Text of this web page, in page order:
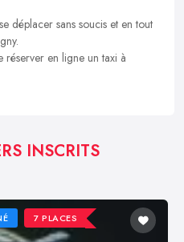
déplacer sans soucis et en tout
réserver en ligne un taxi à
INSCRITS
7 PLACES